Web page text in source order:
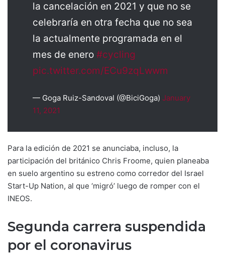
la cancelación en 2021 y que no se
celebraría en otra fecha que no sea
la actualmente programada en el
mes de enero #cycling
pic.twitter.com/ECu9zqLwwm
— Goga Ruiz-Sandoval (@BiciGoga) January
11, 2021
Para la edición de 2021 se anunciaba, incluso, la
participación del británico Chris Froome, quien planeaba
en suelo argentino su estreno como corredor del Israel
Start-Up Nation, al que ‘migró’ luego de romper con el
INEOS.
Segunda carrera suspendida
por el coronavirus